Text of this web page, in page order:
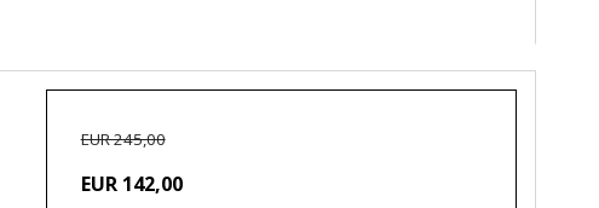
EUR 245,00
EUR 142,00